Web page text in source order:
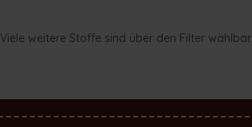
Viele weitere Stoffe sind über den Filter wählbar.